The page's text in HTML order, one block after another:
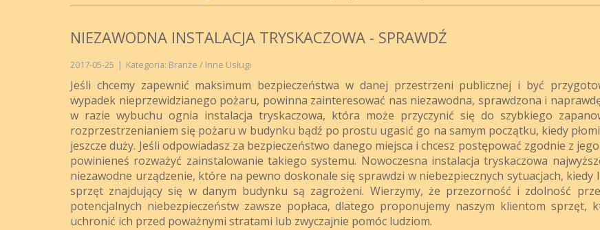
NIEZAWODNA INSTALACJA TRYSKACZOWA - SPRAWDŹ
2017-05-25 | Kategoria: Branże / Inne Usługi
Jeśli chcemy zapewnić maksimum bezpieczeństwa w danej przestrzeni publicznej i być
wypadek nieprzewidzianego pożaru, powinna zainteresować nas niezawodna, sprawdzona i
w razie wybuchu ognia instalacja tryskaczowa, która może przyczynić się do szybkiego
rozprzestrzenianiem się pożaru w budynku bądź po prostu ugasić go na samym początku, kiedy
jeszcze duży. Jeśli odpowiadasz za bezpieczeństwo danego miejsca i chcesz postępować zgodnie z
powinieneś rozważyć zainstalowanie takiego systemu. Nowoczesna instalacja tryskaczowa
niezawodne urządzenie, które na pewno doskonale się sprawdzi w niebezpiecznych sytuacjach, kiedy
sprzęt znajdujący się w danym budynku są zagrożeni. Wierzymy, że przezorność i zdolność
potencjalnych niebezpieczeństw zawsze popłaca, dlatego proponujemy naszym klientom sprzęt,
uchronić ich przed poważnymi stratami lub zwyczajnie pomóc ludziom.